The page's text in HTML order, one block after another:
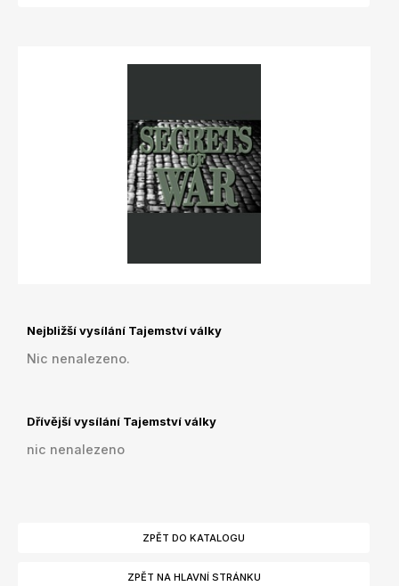
Nejbližší vysílání Tajemství války
Nic nenalezeno.
Dřívější vysílání Tajemství války
nic nenalezeno
ZPĚT DO KATALOGU
ZPĚT NA HLAVNÍ STRÁNKU